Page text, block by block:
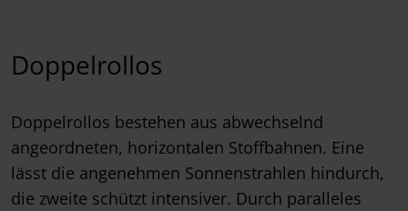
Doppelrollos
Doppelrollos bestehen aus abwechselnd
angeordneten, horizontalen Stoffbahnen. Eine
lässt die angenehmen Sonnenstrahlen hindurch,
die zweite schützt intensiver. Durch paralleles